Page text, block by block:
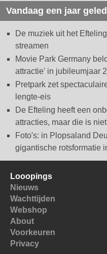
Vandaag een jaar
De muziek uit het
streamen
Movie Park Germany
attractie' in jubileumjaar
Pretpark zet
lengte-eis
De Efteling heeft een
attracties, maar die is
Foto's: in Plopsaland
gigantische rotsformatie
Looopings
Nieuws
Wachttijden
Webshop
About
Voorkeuren
Privacy